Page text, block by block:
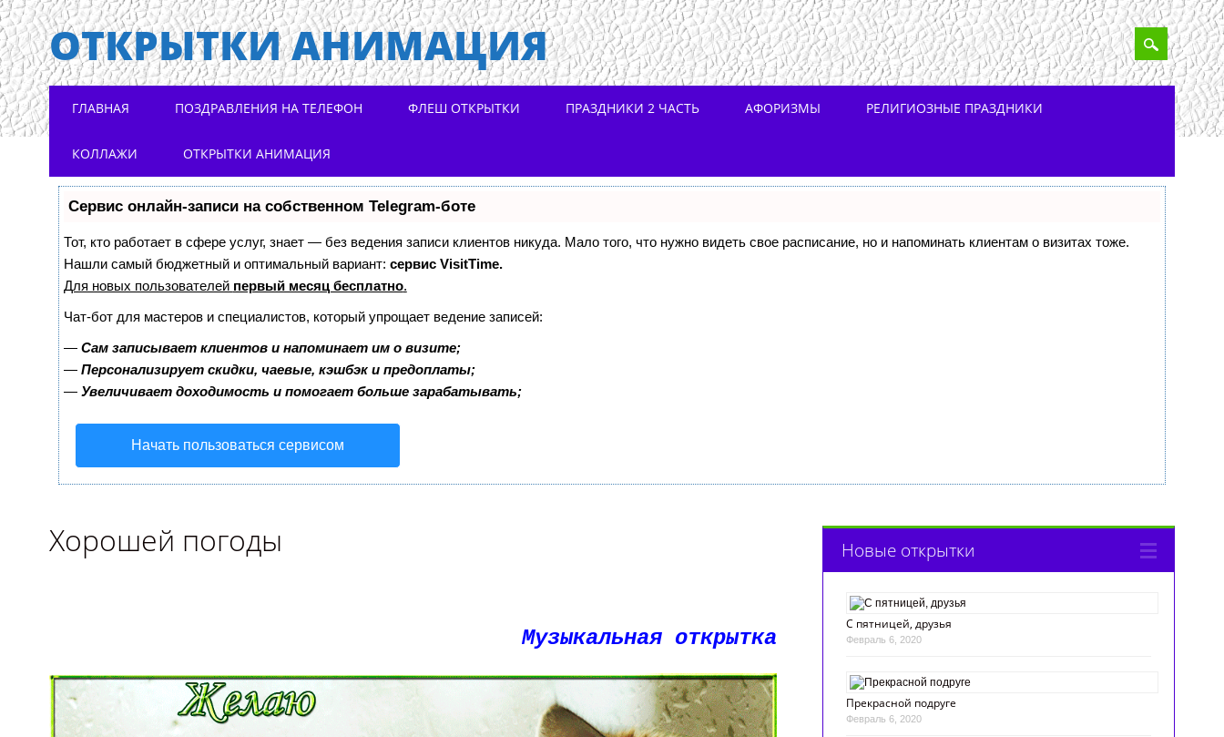
ОТКРЫТКИ АНИМАЦИЯ
Main menu
Skip to content
ГЛАВНАЯ ПОЗДРАВЛЕНИЯ НА ТЕЛЕФОН ФЛЕШ ОТКРЫТКИ ПРАЗДНИКИ 2 ЧАСТЬ АФОРИЗМЫ РЕЛИГИОЗНЫЕ ПРАЗДНИКИ
КОЛЛАЖИ ОТКРЫТКИ АНИМАЦИЯ
Сервис онлайн-записи на собственном Telegram-боте
Тот, кто работает в сфере услуг, знает — без ведения записи клиентов никуда. Мало того, что нужно видеть свое расписание, но и напоминать клиентам о визитах тоже.
Нашли самый бюджетный и оптимальный вариант: сервис VisitTime.
Для новых пользователей первый месяц бесплатно.
Чат-бот для мастеров и специалистов, который упрощает ведение записей:
— Сам записывает клиентов и напоминает им о визите;
— Персонализирует скидки, чаевые, кэшбэк и предоплаты;
— Увеличивает доходимость и помогает больше зарабатывать;
Начать пользоваться сервисом
Хорошей погоды
Музыкальная открытка
Новые открытки
С пятницей, друзья
Февраль 6, 2020
Прекрасной подруге
Февраль 6, 2020